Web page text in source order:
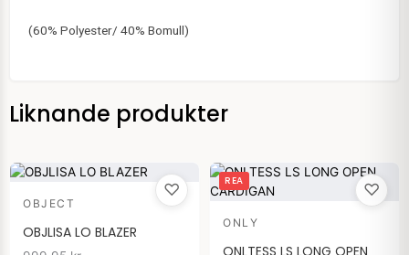
(60% Polyester/ 40% Bomull)
Liknande produkter
♡
OBJECT
OBJLISA LO BLAZER
♡
REA
ONLY
ONLTESS LS LONG OPEN
Det
599.95 kr.
Det
nuvarande
priset
189.95 kr.